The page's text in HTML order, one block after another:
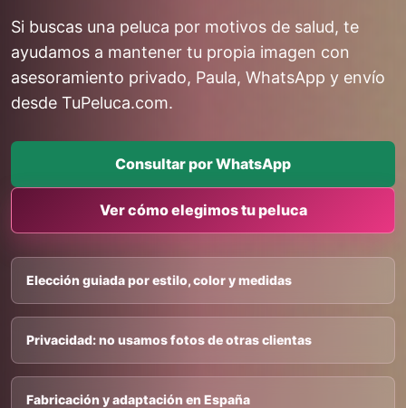
Si buscas una peluca por motivos de salud, te
ayudamos a mantener tu propia imagen con
asesoramiento privado, Paula, WhatsApp y envío
desde TuPeluca.com.
Consultar por WhatsApp
Ver cómo elegimos tu peluca
Elección guiada por estilo, color y medidas
Privacidad: no usamos fotos de otras clientas
Fabricación y adaptación en España